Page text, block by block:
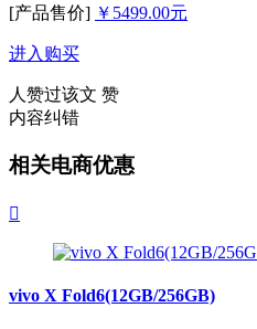
[产品售价] ￥5499.00元
进入购买
人赞过该文 赞
内容纠错
相关电商优惠

vivo X Fold6(12GB/256GB)